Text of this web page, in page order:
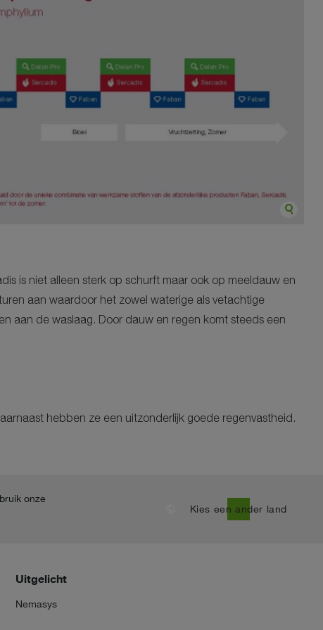
is niet alleen sterk op schurft maar ook op meeldauw en
aan waardoor het zowel waterige als vetachtige
aan de waslaag. Door dauw en regen komt steeds een
hebben ze een uitzonderlijk goede regenvastheid.
onze
Kies een ander land
Uitgelicht
Nemasys